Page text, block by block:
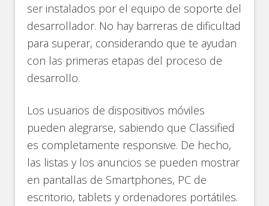
ser instalados por el equipo de soporte del
desarrollador. No hay barreras de dificultad
para superar, considerando que te ayudan
con las primeras etapas del proceso de
desarrollo.
Los usuarios de dispositivos móviles
pueden alegrarse, sabiendo que Classified
es completamente responsive. De hecho,
las listas y los anuncios se pueden mostrar
en pantallas de Smartphones, PC de
escritorio, tablets y ordenadores portátiles.